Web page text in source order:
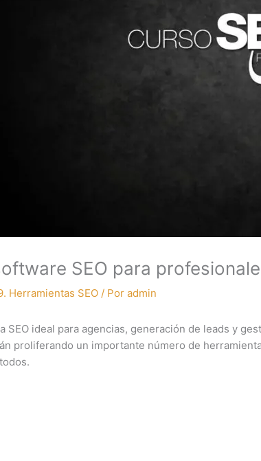
SEO para
Herramientas SEO / Por admin
SEO ideal para agencias, generación de leads y
proliferando un importante número de